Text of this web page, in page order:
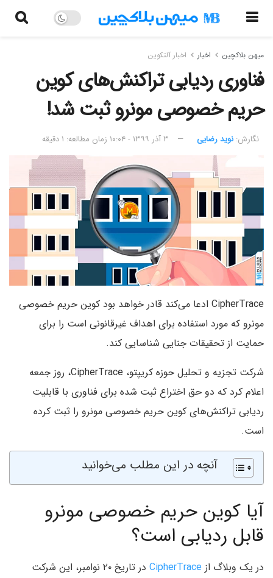
میهن بلاکچین اخبار اخبار آلتکوین
فناوری ردیابی تراکنش‌های کوین
حریم خصوصی مونرو ثبت شد!
نگارش:‌ نوید رضایی ۳ آذر ۱۳۹۹ - ۱۰:۰۴ زمان مطالعه: ۱ دقیقه
CipherTrace ادعا می‌کند قادر خواهد بود کوین حریم خصوصی
مونرو که مورد استفاده برای اهداف غیرقانونی است را برای
حمایت از تحقیقات جنایی شناسایی کند.
شرکت تجزیه و تحلیل حوزه کریپتو، CipherTrace، روز جمعه
اعلام کرد که دو حق اختراع ثبت شده برای فناوری با قابلیت
ردیابی تراکنش‌های کوین حریم خصوصی مونرو را ثبت کرده
است.
آنچه در این مطلب می‌خوانید
آیا کوین حریم خصوصی مونرو
قابل ردیابی است؟
در یک وبلاگ از CipherTrace
در تاریخ ۲۰ نوامبر، این شرکت